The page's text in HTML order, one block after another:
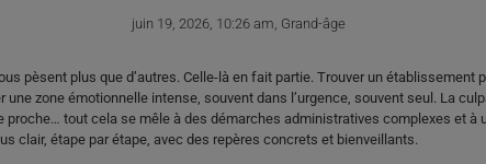
juin 19, 2026, 10:26 am, Grand-âge
pèsent plus que d’autres. Celle-là en fait partie. Trouver un établissement
une zone émotionnelle intense, souvent dans l’urgence, souvent seul. La
proche… tout cela se mêle à des démarches administratives complexes et
clair, étape par étape, avec des repères concrets et bienveillants.